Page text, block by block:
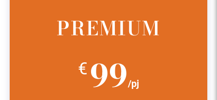
PREMIUM
€ 99/pj